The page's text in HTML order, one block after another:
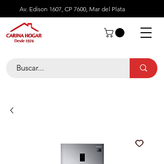
Av. Edison 1607, CP 7600, Mar del Plata